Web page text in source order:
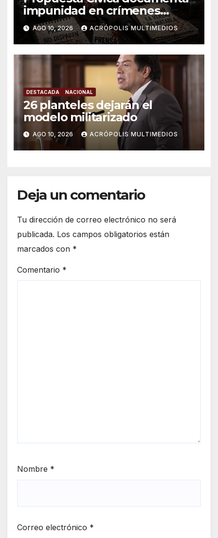
impunidad en crímenes
contra periodistas en
Veracruz
AGO 10, 2026 ACRÓPOLIS MULTIMEDIOS
DESTACADA NACIONAL
26 planteles dejarán el
modelo militarizado
AGO 10, 2026 ACRÓPOLIS MULTIMEDIOS
Deja un comentario
Tu dirección de correo electrónico no será
publicada. Los campos obligatorios están
marcados con *
Comentario *
Nombre *
Correo electrónico *